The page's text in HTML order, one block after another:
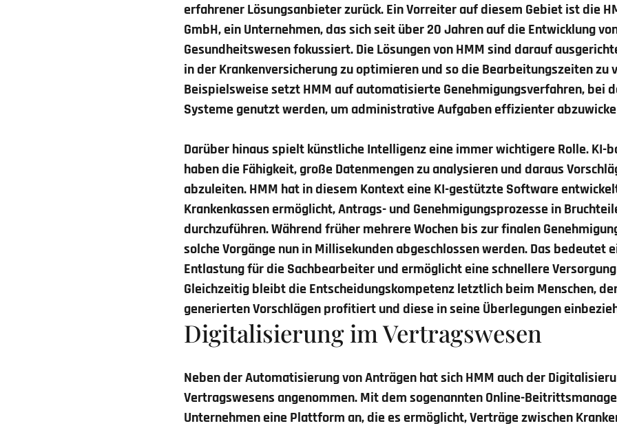
erfahrener Lösungsanbieter zurück. Ein Vorreiter auf diesem Gebiet ist die
GmbH, ein Unternehmen, das sich seit über 20 Jahren auf die Entwicklung
Gesundheitswesen fokussiert. Die Lösungen von HMM sind darauf
in der Krankenversicherung zu optimieren und so die Bearbeitungszeiten zu
Beispielsweise setzt HMM auf automatisierte Genehmigungsverfahren, bei
Systeme genutzt werden, um administrative Aufgaben effizienter
Darüber hinaus spielt künstliche Intelligenz eine immer wichtigere Rolle. KI-
haben die Fähigkeit, große Datenmengen zu analysieren und daraus
abzuleiten. HMM hat in diesem Kontext eine KI-gestützte Software
Krankenkassen ermöglicht, Antrags- und Genehmigungsprozesse in
durchzuführen. Während früher mehrere Wochen bis zur finalen
solche Vorgänge nun in Millisekunden abgeschlossen werden. Das bedeutet
Entlastung für die Sachbearbeiter und ermöglicht eine schnellere
Gleichzeitig bleibt die Entscheidungskompetenz letztlich beim Menschen,
generierten Vorschlägen profitiert und diese in seine Überlegungen
Digitalisierung im Vertragswesen
Neben der Automatisierung von Anträgen hat sich HMM auch der
Vertragswesens angenommen. Mit dem sogenannten Online-
Unternehmen eine Plattform an, die es ermöglicht, Verträge zwischen